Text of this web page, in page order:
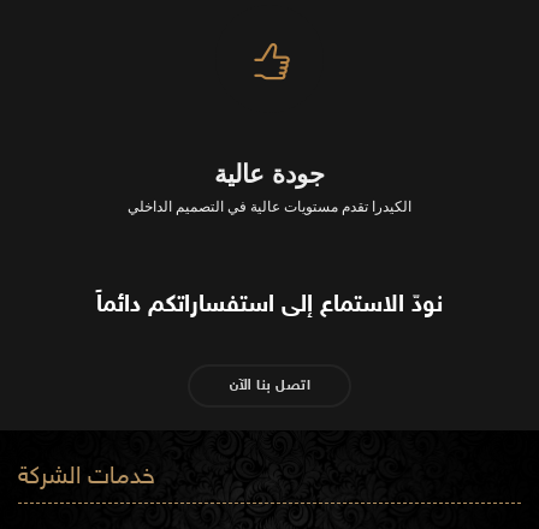
جودة عالية
الكيدرا تقدم مستويات عالية في التصميم الداخلي
نودّ الاستماع إلى استفساراتكم دائماً
اتصل بنا الآن
خدمات الشركة